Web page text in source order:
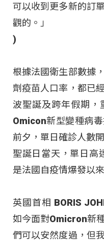
可以收到更多新的訂
觀的。」
)
根據法國衛生部數據
劑疫苗人口率，都已
波聖誕及跨年假期，
Omicon新型變種病
前夕，單日確診人數
聖誕日當天，單日高
是法國自疫情爆發以
英國首相 BORIS
如今面對Omicron新
們可以安然度過，但